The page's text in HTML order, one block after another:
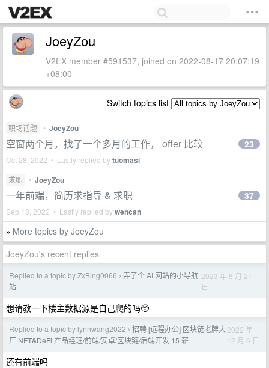
JoeyZou
V2EX member #591537, joined on 2022-08-17 20:07:19
+08:00
Switch topics list
职场话题 • JoeyZou
空窗两个月，找了一个多月的工作， offer 比较
Oct 28, 2022 • Lastly replied bytuomasi
23
求职 • JoeyZou
一年前端，简历求指导 & 求职
Sep 18, 2022 • Lastly replied bywencan
37
» More topics by JoeyZou
JoeyZou's recent replies
Replied to a topic by ZxBing0066 › 弄了个 AI 网站的小导航
站
2023 年 6 月 21
日
想请教一下楼主数据源是自己爬的吗🥺
Replied to a topic by lynnwang2022 › 招聘 [远程办公] 区块链老牌大
厂 NFT&DeFi 产品经理/前端/安卓/区块链/后端开发 15 薪
2022 年
12 月 6 日
还有前端吗